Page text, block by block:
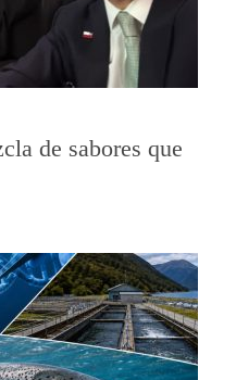
de sabores que